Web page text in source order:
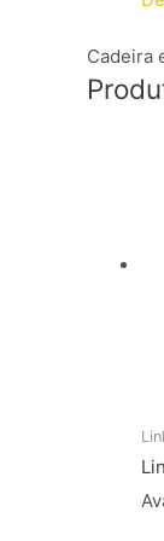
Cadeira